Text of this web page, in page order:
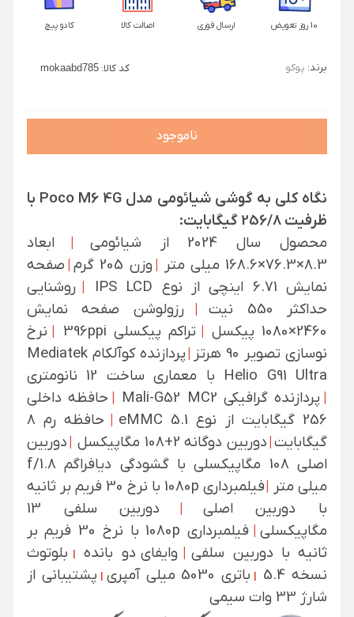
10 روز تعویض ارسال فوری اصالت کالا کادو پیچ
برند: پوکو کد کالا:mokaabd785
ناموجود
نگاه کلی به گوشی شیائومی مدل Poco M6 4G با
ظرفیت 256/8 گیگابایت:
محصول سال 2024 از شیائومی
|ابعاد
8.3×76.3×168.6 میلی متر
وزن 205 گرم
صفحه
نمایش 6.71 اینچی از نوع IPS LCD
|روشنایی
حداکثر 550 نیت
|رزولوشن صفحه نمایش
2460×1080 پیکسل
تراکم پیکسلی 396ppi
نرخ
نوسازی تصویر 90 هرتز
پردازنده کوآلکام Mediatek
Helio G91 Ultra با معماری ساخت 12 نانومتری
پردازنده گرافیکی Mali-G52 MC2
حافظه داخلی
256 گیگابایت از نوع eMMC 5.1
حافظه رم 8
گیگابایت دوربین دوگانه 2+108 مگاپیکسل
دوربین
اصلی 108 مگاپیکسلی با گشودگی دیافراگم f/1.8
میلی متر
فیلمبرداری 1080p با نرخ 30 فریم بر ثانیه
با دوربین اصلی
دوربین سلفی 13
مگاپیکسلی
فیلمبرداری 1080p با نرخ 30 فریم بر
ثانیه با دوربین سلفی
وایفای دو بانده
بلوتوث
نسخه 5.4
باتری 5030 میلی آمپری
پشتیبانی از
شارژ 33 وات سیمی